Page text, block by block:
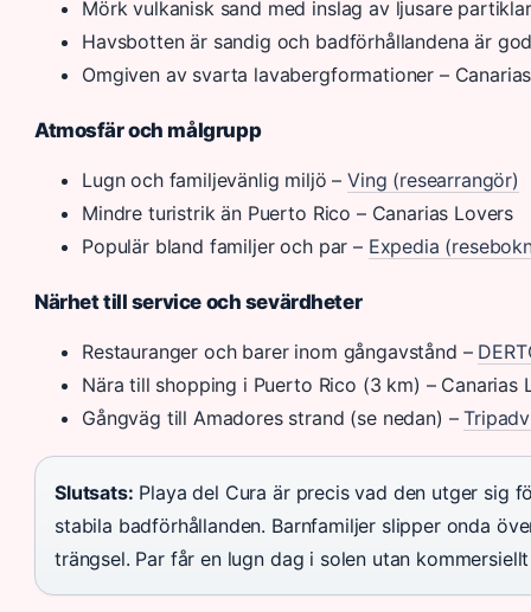
Mörk vulkanisk sand med inslag av ljusare
Havsbotten är sandig och badförhållandena är
Omgiven av svarta lavabergformationer –
Atmosfär och målgrupp
Lugn och familjevänlig miljö –Ving (researrangör)
Mindre turistrik än Puerto Rico – Canarias Lovers
Populär bland familjer och par – Expedia
Närhet till service och sevärdheter
Restauranger och barer inom gångavstånd –
Nära till shopping i Puerto Rico (3 km) – Canarias
Gångväg till Amadores strand (se nedan) –
Slutsats: Playa del Cura är precis vad den utger sig
stabila badförhållanden. Barnfamiljer slipper onda
trängsel. Par får en lugn dag i solen utan